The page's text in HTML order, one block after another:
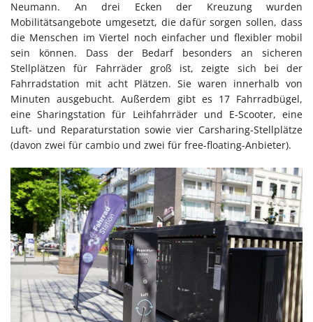
Neumann. An drei Ecken der Kreuzung wurden
Mobilitätsangebote umgesetzt, die dafür sorgen sollen, dass
die Menschen im Viertel noch einfacher und flexibler mobil
sein können. Dass der Bedarf besonders an sicheren
Stellplätzen für Fahrräder groß ist, zeigte sich bei der
Fahrradstation mit acht Plätzen. Sie waren innerhalb von
Minuten ausgebucht. Außerdem gibt es 17 Fahrradbügel,
eine Sharingstation für Leihfahrräder und E-Scooter, eine
Luft- und Reparaturstation sowie vier Carsharing-Stellplätze
(davon zwei für cambio und zwei für free-floating-Anbieter).